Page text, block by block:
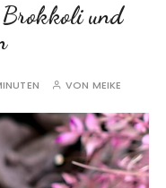
und
VON MEIKE